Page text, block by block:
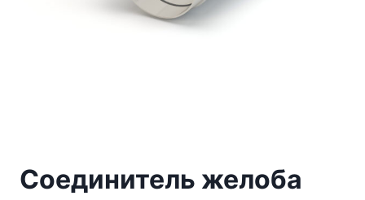
Соединитель желоба